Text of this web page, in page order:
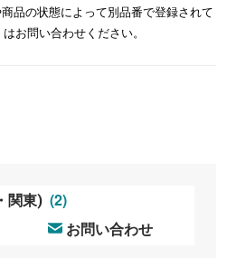
品の状態によって別品番で登録されて
お問い合わせください。
関東) (2)
お問い合わせ